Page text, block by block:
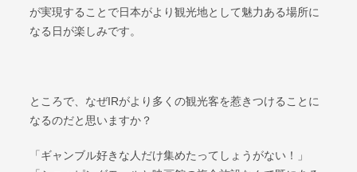
が実現することで日本がより観光地として魅力ある場所に
なる日が楽しみです。
ところで、なぜIRがより多くの観光客を惹きつけることに
なるのだと思いますか？
「ギャンブル好きな人だけ集めたってしょうがない！」